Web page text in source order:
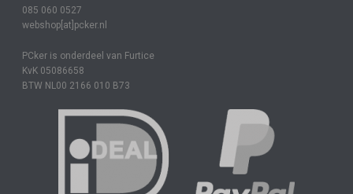
085 060 0527
webshop[at]pcker.nl
PCker is onderdeel van Furtice
KvK 05086658
BTW NL00 2166 010 B73